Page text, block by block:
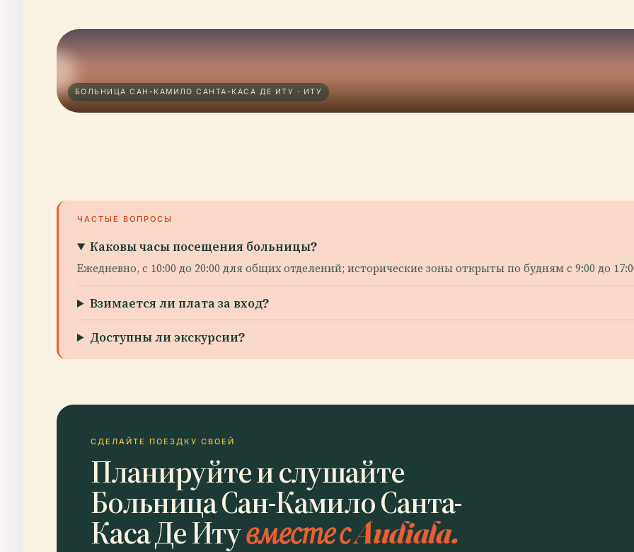
БОЛЬНИЦА САН-КАМИЛО САНТА-КАСА ДЕ ИТУ · ИТУ
ЧАСТЫЕ ВОПРОСЫ
Каковы часы посещения больницы?
Ежедневно, с 10:00 до 20:00 для общих отделений; исторические зоны открыты по будням с 9:00 до
Взимается ли плата за вход?
Доступны ли экскурсии?
СДЕЛАЙТЕ ПОЕЗДКУ СВОЕЙ
Планируйте и слушайте
Больница Сан-Камило Санта-
Каса Де Итувместе с Audiala.